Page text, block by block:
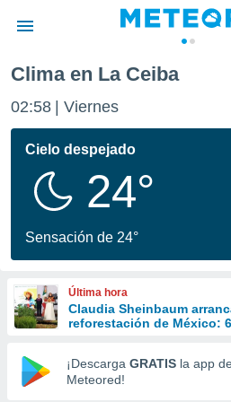
de
ha sido
calidad.
a este
las
y
forma
digital
basada
Clima en La Ceiba
02:58 Viernes
Cielo despejado
24°
Sensación de 24°
Última hora
Claudia Sheinbaum
reforestación de México:
¡Descarga GRATIS la app
Meteored!